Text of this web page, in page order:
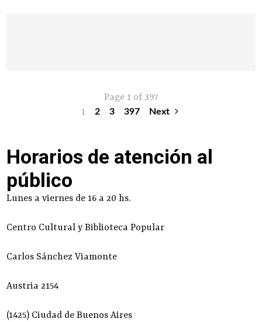
Page 1 of 397
1
2 3 397 Next
Horarios de atención al
público
Lunes a viernes de 16 a 20 hs.
Centro Cultural y Biblioteca Popular
Carlos Sánchez Viamonte
Austria 2154
(1425) Ciudad de Buenos Aires